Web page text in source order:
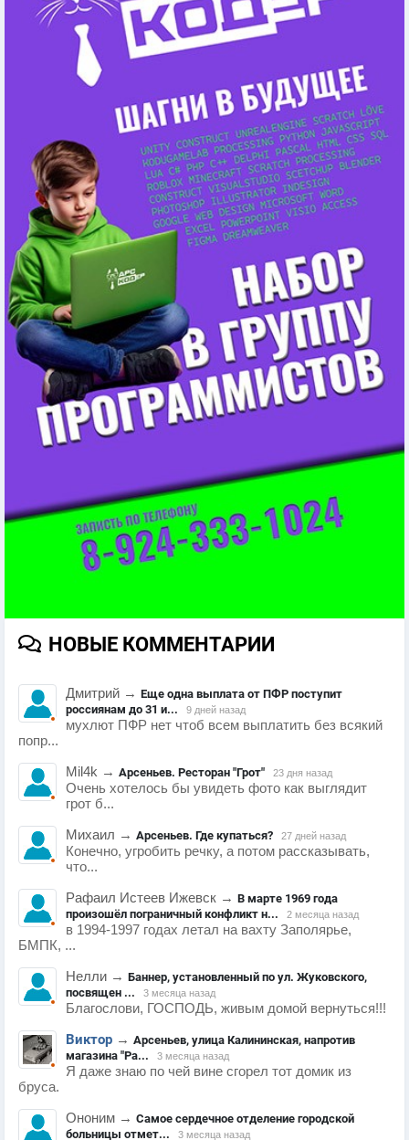
НОВЫЕ КОММЕНТАРИИ
Дмитрий → Еще одна выплата от ПФР поступит
россиянам до 31 и...
9 дней назад
мухлют ПФР нет чтоб всем выплатить без всякий
попр...
Mil4k → Арсеньев. Ресторан "Грот" 23 дня назад
Очень хотелось бы увидеть фото как выглядит
грот б...
Михаил → Арсеньев. Где купаться? 27 дней назад
Конечно, угробить речку, а потом рассказывать,
что...
Рафаил Истеев Ижевск → В марте 1969 года
произошёл пограничный конфликт н...
2 месяца назад
в 1994-1997 годах летал на вахту Заполярье,
БМПК, ...
Нелли → Баннер, установленный по ул. Жуковского,
посвящен ...
3 месяца назад
Благослови, ГОСПОДЬ, живым домой вернуться!!!
Виктор → Арсеньев, улица Калининская, напротив
магазина "Ра...
3 месяца назад
Я даже знаю по чей вине сгорел тот домик из
бруса.
Ононим → Самое сердечное отделение городской
больницы отмет...
3 месяца назад